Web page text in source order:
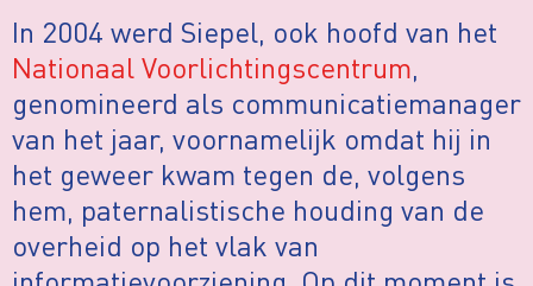
In 2004 werd Siepel, ook hoofd van het
Nationaal Voorlichtingscentrum,
genomineerd als communicatiemanager
van het jaar, voornamelijk omdat hij in
het geweer kwam tegen de, volgens
hem, paternalistische houding van de
overheid op het vlak van